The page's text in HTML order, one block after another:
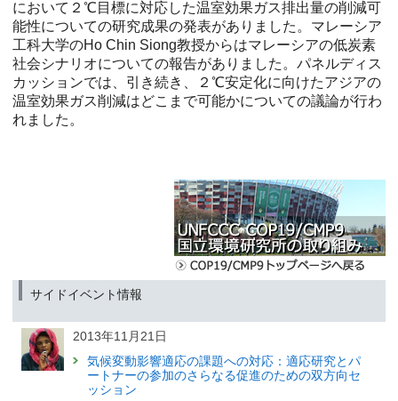
において２℃目標に対応した温室効果ガス排出量の削減可
能性についての研究成果の発表がありました。マレーシア
工科大学のHo Chin Siong教授からはマレーシアの低炭素
社会シナリオについての報告がありました。パネルディス
カッションでは、引き続き、２℃安定化に向けたアジアの
温室効果ガス削減はどこまで可能かについての議論が行わ
れました。
サイドイベント情報
2013年11月21日
気候変動影響適応の課題への対応：適応研究とパ
ートナーの参加のさらなる促進のための双方向セ
ッション